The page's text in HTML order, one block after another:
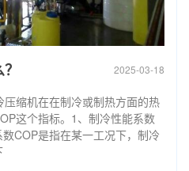
2025-03-18
缩机在在制冷或制热方面的热
这个指标。1、制冷性能系数
COP是指在某一工况下，制冷